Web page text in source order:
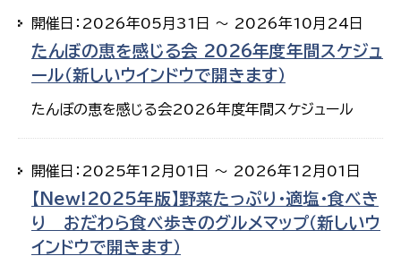
開催日：2026年05月31日 ～ 2026年10月24日
たんぼの恵を感じる会 2026年度年間スケジュ
ール（新しいウインドウで開きます）
たんぼの恵を感じる会2026年度年間スケジュール
開催日：2025年12月01日 ～ 2026年12月01日
【New!2025年版】野菜たっぷり・適塩・食べき
り おだわら食べ歩きのグルメマップ（新しいウ
インドウで開きます）